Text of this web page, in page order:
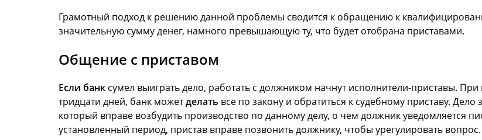
Грамотный подход к решению данной проблемы сводится к обращению к
значительную сумму денег, намного превышающую ту, что будет отобрана приставами.
Общение с приставом
Если банк сумел выиграть дело, работать с должником начнут исполнители-приставы.
тридцати дней, банк можетделать все по закону и обратиться к судебному приставу.
который вправе возбудить производство по данному делу, о чем должник уведомляется
установленный период, пристав вправе позвонить должнику, чтобы урегулировать вопрос.